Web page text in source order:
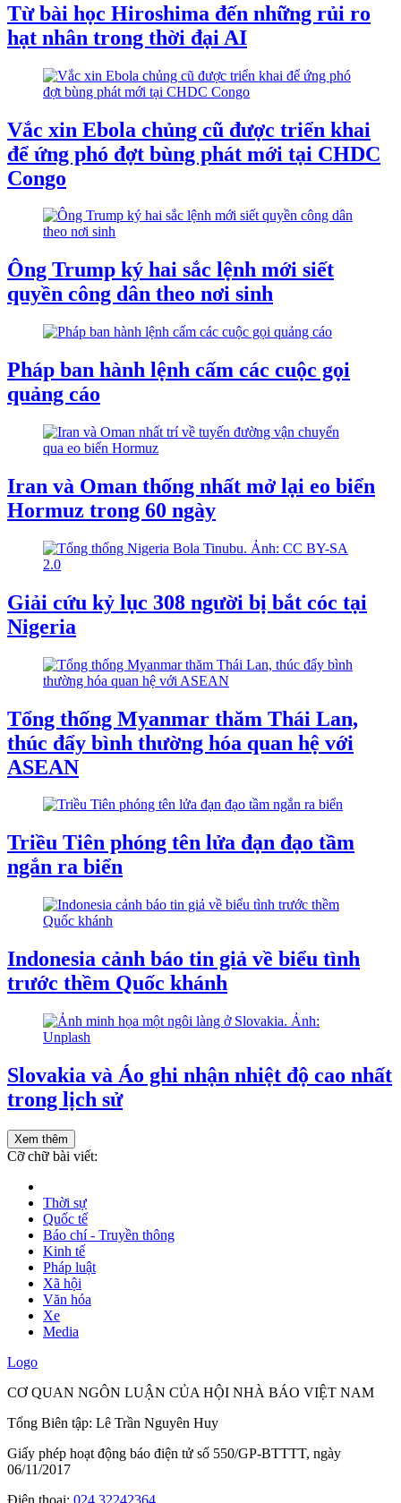
Từ bài học Hiroshima đến những rủi ro
hạt nhân trong thời đại AI
Vắc xin Ebola chủng cũ được triển khai
để ứng phó đợt bùng phát mới tại CHDC
Congo
Ông Trump ký hai sắc lệnh mới siết
quyền công dân theo nơi sinh
Pháp ban hành lệnh cấm các cuộc gọi
quảng cáo
Iran và Oman thống nhất mở lại eo biển
Hormuz trong 60 ngày
Giải cứu kỷ lục 308 người bị bắt cóc tại
Nigeria
Tổng thống Myanmar thăm Thái Lan,
thúc đẩy bình thường hóa quan hệ với
ASEAN
Triều Tiên phóng tên lửa đạn đạo tầm
ngắn ra biển
Indonesia cảnh báo tin giả về biểu tình
trước thềm Quốc khánh
Slovakia và Áo ghi nhận nhiệt độ cao nhất
trong lịch sử
Xem thêm
Cỡ chữ bài viết:
Thời sự
Quốc tế
Báo chí - Truyền thông
Kinh tế
Pháp luật
Xã hội
Văn hóa
Xe
Media
Logo
CƠ QUAN NGÔN LUẬN CỦA HỘI NHÀ BÁO VIỆT NAM
Tổng Biên tập: Lê Trần Nguyên Huy
Giấy phép hoạt động báo điện tử số 550/GP-BTTTT, ngày
06/11/2017
Điện thoại: 024.32242364